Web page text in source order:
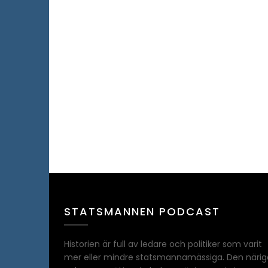
STATSMANNEN PODCAST
Historien är full av ledare och politiker som varit
mer eller mindre statsmannamässiga. Den